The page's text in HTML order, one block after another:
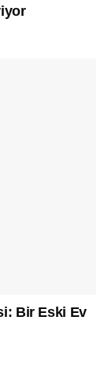
Bir Eski Ev